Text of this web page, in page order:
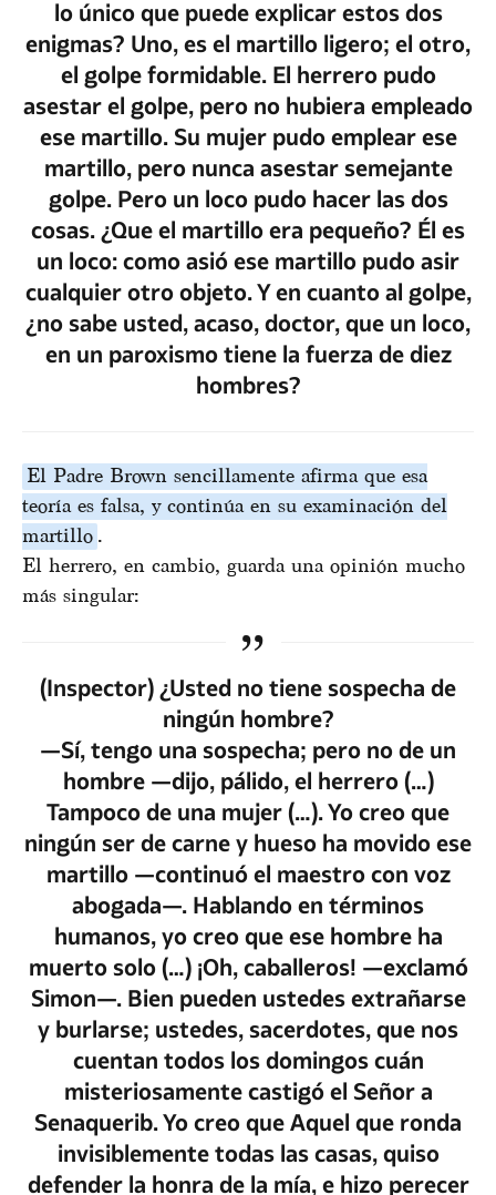
lo único que puede explicar estos dos
enigmas? Uno, es el martillo ligero; el otro,
el golpe formidable. El herrero pudo
asestar el golpe, pero no hubiera empleado
ese martillo. Su mujer pudo emplear ese
martillo, pero nunca asestar semejante
golpe. Pero un loco pudo hacer las dos
cosas. ¿Que el martillo era pequeño? Él es
un loco: como asió ese martillo pudo asir
cualquier otro objeto. Y en cuanto al golpe,
¿no sabe usted, acaso, doctor, que un loco,
en un paroxismo tiene la fuerza de diez
hombres?
El Padre Brown sencillamente afirma que esa
teoría es falsa, y continúa en su examinación del
martillo .
El herrero, en cambio, guarda una opinión mucho
más singular:
(Inspector) ¿Usted no tiene sospecha de
ningún hombre?
—Sí, tengo una sospecha; pero no de un
hombre —dijo, pálido, el herrero (…)
Tampoco de una mujer (…). Yo creo que
ningún ser de carne y hueso ha movido ese
martillo —continuó el maestro con voz
abogada—. Hablando en términos
humanos, yo creo que ese hombre ha
muerto solo (…) ¡Oh, caballeros! —exclamó
Simon—. Bien pueden ustedes extrañarse
y burlarse; ustedes, sacerdotes, que nos
cuentan todos los domingos cuán
misteriosamente castigó el Señor a
Senaquerib. Yo creo que Aquel que ronda
invisiblemente todas las casas, quiso
defender la honra de la mía, e hizo perecer